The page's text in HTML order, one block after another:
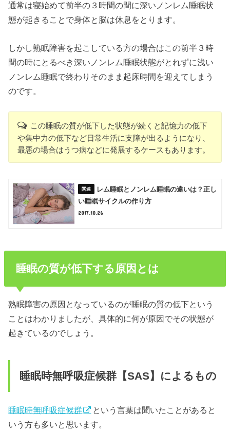
通常は寝始めて前半の３時間の間に深いノンレム睡眠状
態が起きることで身体と脳は休息をとります。
しかし熟眠障害を起こしている方の場合はこの前半３時
間の時にとるべき深いノンレム睡眠状態がとれずに浅い
ノンレム睡眠で終わりそのまま起床時間を迎えてしまう
のです。
この睡眠の質が低下した状態が続くと記憶力の低下
や集中力の低下など日常生活に支障が出るようになり、
最悪の場合はうつ病などに発展するケースもあります。
レム睡眠とノンレム睡眠の違いは？正し
い睡眠サイクルの作り方
2017.10.26
睡眠の質が低下する原因とは
熟眠障害の原因となっているのが睡眠の質の低下という
ことはわかりましたが、具体的に何が原因でその状態が
起きているのでしょう。
睡眠時無呼吸症候群【SAS】によるもの
睡眠時無呼吸症候群
という言葉は聞いたことがあると
いう方も多いと思います。